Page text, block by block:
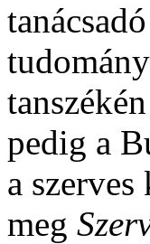
pedig a
a
meg